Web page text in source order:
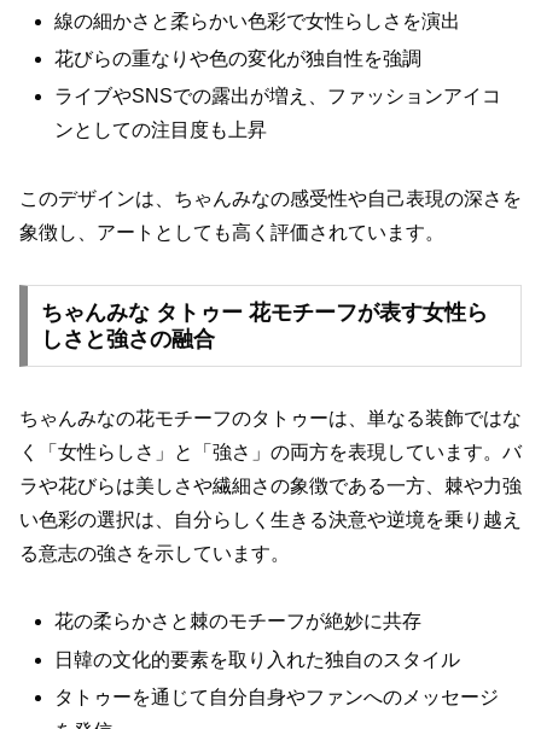
線の細かさと柔らかい色彩で女性らしさを演出
花びらの重なりや色の変化が独自性を強調
ライブやSNSでの露出が増え、ファッションアイコ
ンとしての注目度も上昇
このデザインは、ちゃんみなの感受性や自己表現の深さを
象徴し、アートとしても高く評価されています。
ちゃんみな タトゥー 花モチーフが表す女性ら
しさと強さの融合
ちゃんみなの花モチーフのタトゥーは、単なる装飾ではな
く「女性らしさ」と「強さ」の両方を表現しています。バ
ラや花びらは美しさや繊細さの象徴である一方、棘や力強
い色彩の選択は、自分らしく生きる決意や逆境を乗り越え
る意志の強さを示しています。
花の柔らかさと棘のモチーフが絶妙に共存
日韓の文化的要素を取り入れた独自のスタイル
タトゥーを通じて自分自身やファンへのメッセージ